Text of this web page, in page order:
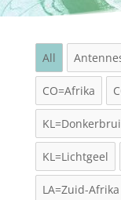
All
CO=Afrika
KL=Lichtgeel
LA=Zuid-Afrika